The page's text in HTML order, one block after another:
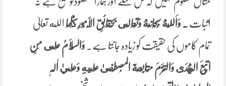
اثبات وَاَللَّهُ ‌سُبْحَانَهُ وَتَعَالَى بِحَقَائِقِ ‌الْأُمُورِ كُلِھَا الله تعالیٰ
تمام کاموں کی حقیقت کو زیادہ جانتا ہے۔ وَالسَّلَامُ عَلَى مَنِ
اتَّبَعَ الْهُدَى وَالتَزَمَ مُتَابَعَةَ المُصطَفىٰ عَلَيهِ وَعَليٰ اٰلِہٖ